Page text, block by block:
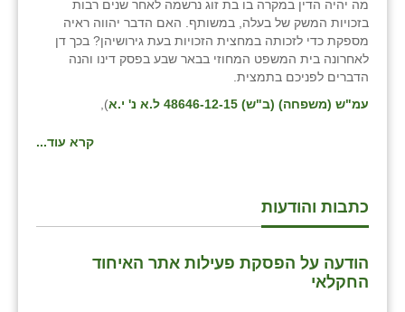
מה יהיה הדין במקרה בו בת זוג נרשמה לאחר שנים רבות
בזכויות המשק של בעלה, במשותף. האם הדבר יהווה ראיה
מספקת כדי לזכותה במחצית הזכויות בעת גירושיהן? בכך דן
לאחרונה בית המשפט המחוזי בבאר שבע בפסק דינו והנה
הדברים לפניכם בתמצית.
עמ"ש (משפחה) (ב"ש) 48646-12-15 ל.א נ' י.א
),
קרא עוד...
כתבות והודעות
הודעה על הפסקת פעילות אתר האיחוד
החקלאי
נהריה (אג״ש)
ניר צבי
עין חצבה
קלחים
רועי